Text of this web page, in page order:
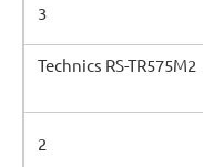
3
Technics RS-TR575M2
2